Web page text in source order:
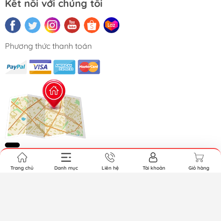
Kết nối với chúng tôi
Phương thức thanh toán
Trang chủ Danh mục Liên hệ Tài khoản Giỏ hàng